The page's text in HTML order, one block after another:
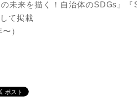
未来を描く！自治体のSDGs』
て掲載
）